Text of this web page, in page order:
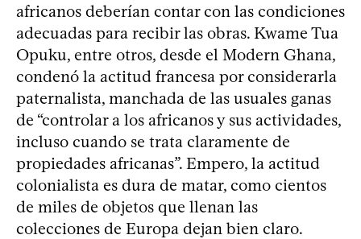
africanos deberían contar con las condiciones
adecuadas para recibir las obras. Kwame Tua
Opuku, entre otros, desde el Modern Ghana,
condenó la actitud francesa por considerarla
paternalista, manchada de las usuales ganas
de “controlar a los africanos y sus actividades,
incluso cuando se trata claramente de
propiedades africanas”. Empero, la actitud
colonialista es dura de matar, como cientos
de miles de objetos que llenan las
colecciones de Europa dejan bien claro.